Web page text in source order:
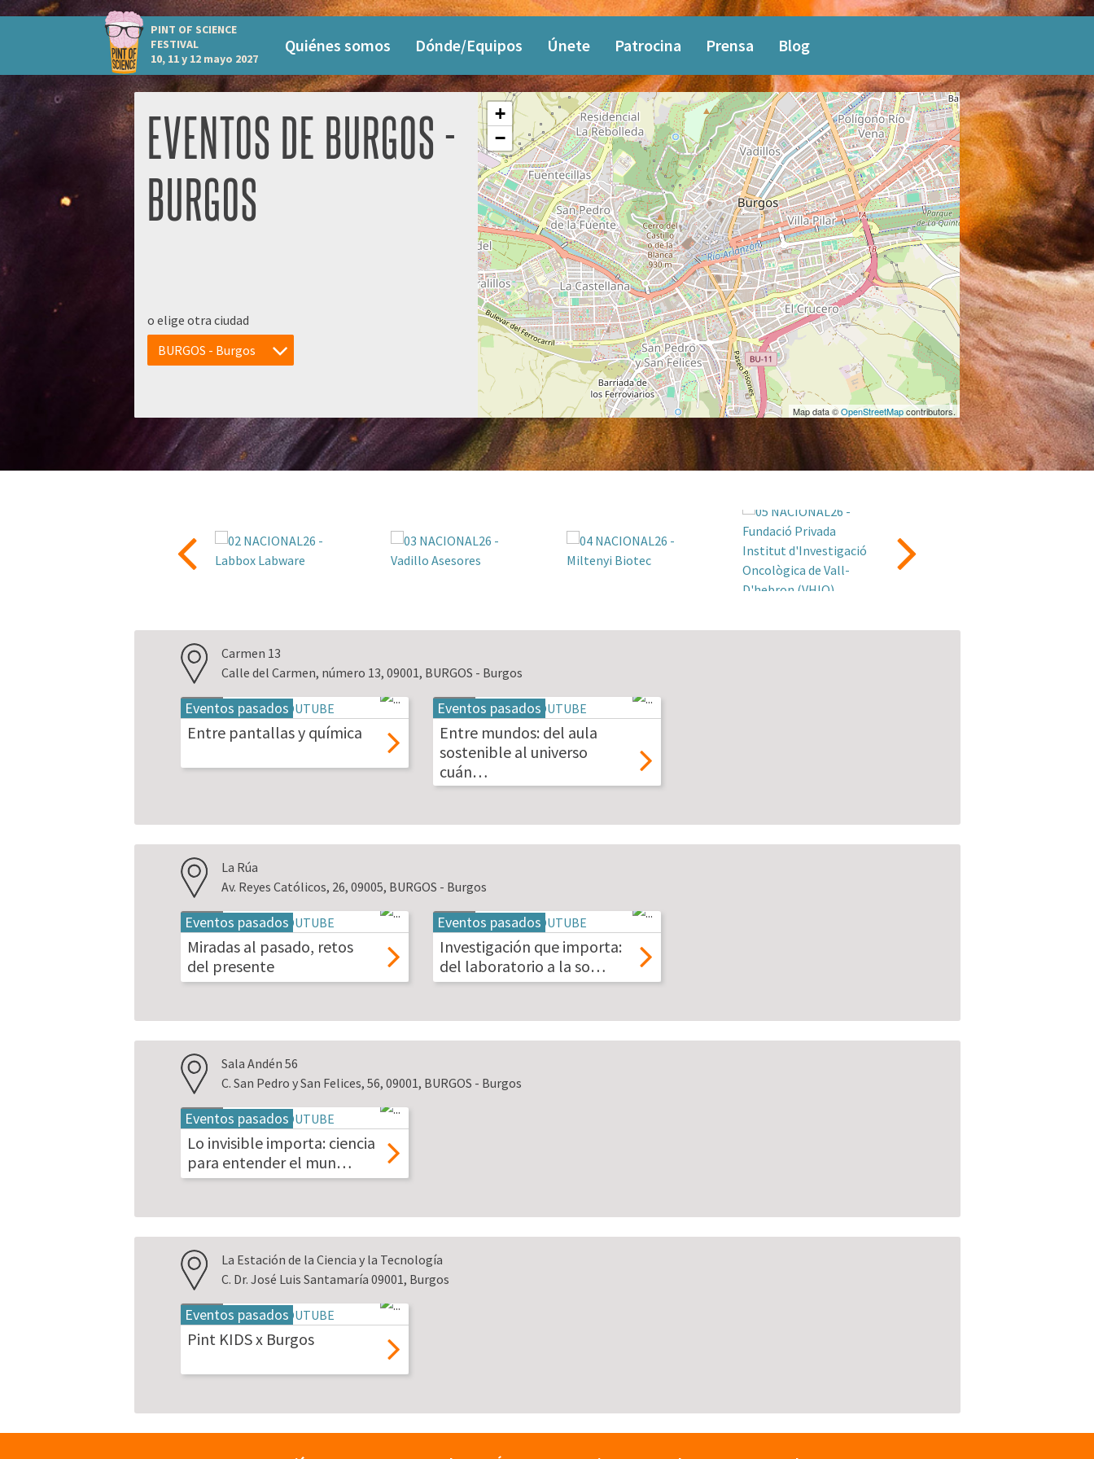
PINT OF SCIENCE
FESTIVAL
10, 11 y 12 mayo 2027
Quiénes somos Dónde/Equipos Únete Patrocina Prensa Blog
EVENTOS DE BURGOS -
BURGOS
o elige otra ciudad
BURGOS - Burgos
+
−
Map data ©OpenStreetMapcontributors.
Carmen 13
Calle del Carmen, número 13, 09001, BURGOS - Burgos
18
may
Eventos pasados
Entre pantallas y química
19
may
2026
Eventos pasados
Entre mundos: del aula
sostenible al universo
cuán…
La Rúa
Av. Reyes Católicos, 26, 09005, BURGOS - Burgos
18
may
2026
Eventos pasados
Miradas al pasado, retos
del presente
19
may
2026
Eventos pasados
Investigación que importa:
del laboratorio a la so…
Sala Andén 56
C. San Pedro y San Felices, 56, 09001, BURGOS - Burgos
20
may
Eventos pasados
Lo invisible importa: ciencia
para entender el mun…
La Estación de la Ciencia y la Tecnología
C. Dr. José Luis Santamaría 09001, Burgos
18
may
Eventos pasados
Pint KIDS x Burgos